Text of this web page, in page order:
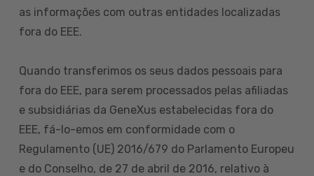
as informações com outras entidades localizadas
fora do EEE.
Quando transferimos os seus dados pessoais para
fora do EEE, para serem processados pelas afiliadas
e subsidiárias da GeneXus estabelecidas fora do
EEE, fá-lo-emos em conformidade com o
Regulamento (UE) 2016/679 do Parlamento Europeu
e do Conselho, de 27 de abril de 2016, relativo à